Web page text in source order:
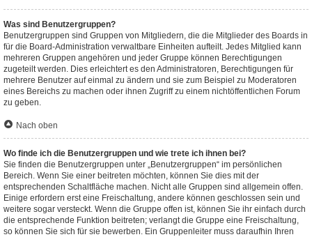
Was sind Benutzergruppen?
Benutzergruppen sind Gruppen von Mitgliedern, die die Mitglieder des Boards in
für die Board-Administration verwaltbare Einheiten aufteilt. Jedes Mitglied kann
mehreren Gruppen angehören und jeder Gruppe können Berechtigungen
zugeteilt werden. Dies erleichtert es den Administratoren, Berechtigungen für
mehrere Benutzer auf einmal zu ändern und sie zum Beispiel zu Moderatoren
eines Bereichs zu machen oder ihnen Zugriff zu einem nichtöffentlichen Forum
zu geben.
Nach oben
Wo finde ich die Benutzergruppen und wie trete ich ihnen bei?
Sie finden die Benutzergruppen unter „Benutzergruppen“ im persönlichen
Bereich. Wenn Sie einer beitreten möchten, können Sie dies mit der
entsprechenden Schaltfläche machen. Nicht alle Gruppen sind allgemein offen.
Einige erfordern erst eine Freischaltung, andere können geschlossen sein und
weitere sogar versteckt. Wenn die Gruppe offen ist, können Sie ihr einfach durch
die entsprechende Funktion beitreten; verlangt die Gruppe eine Freischaltung,
so können Sie sich für sie bewerben. Ein Gruppenleiter muss daraufhin Ihren